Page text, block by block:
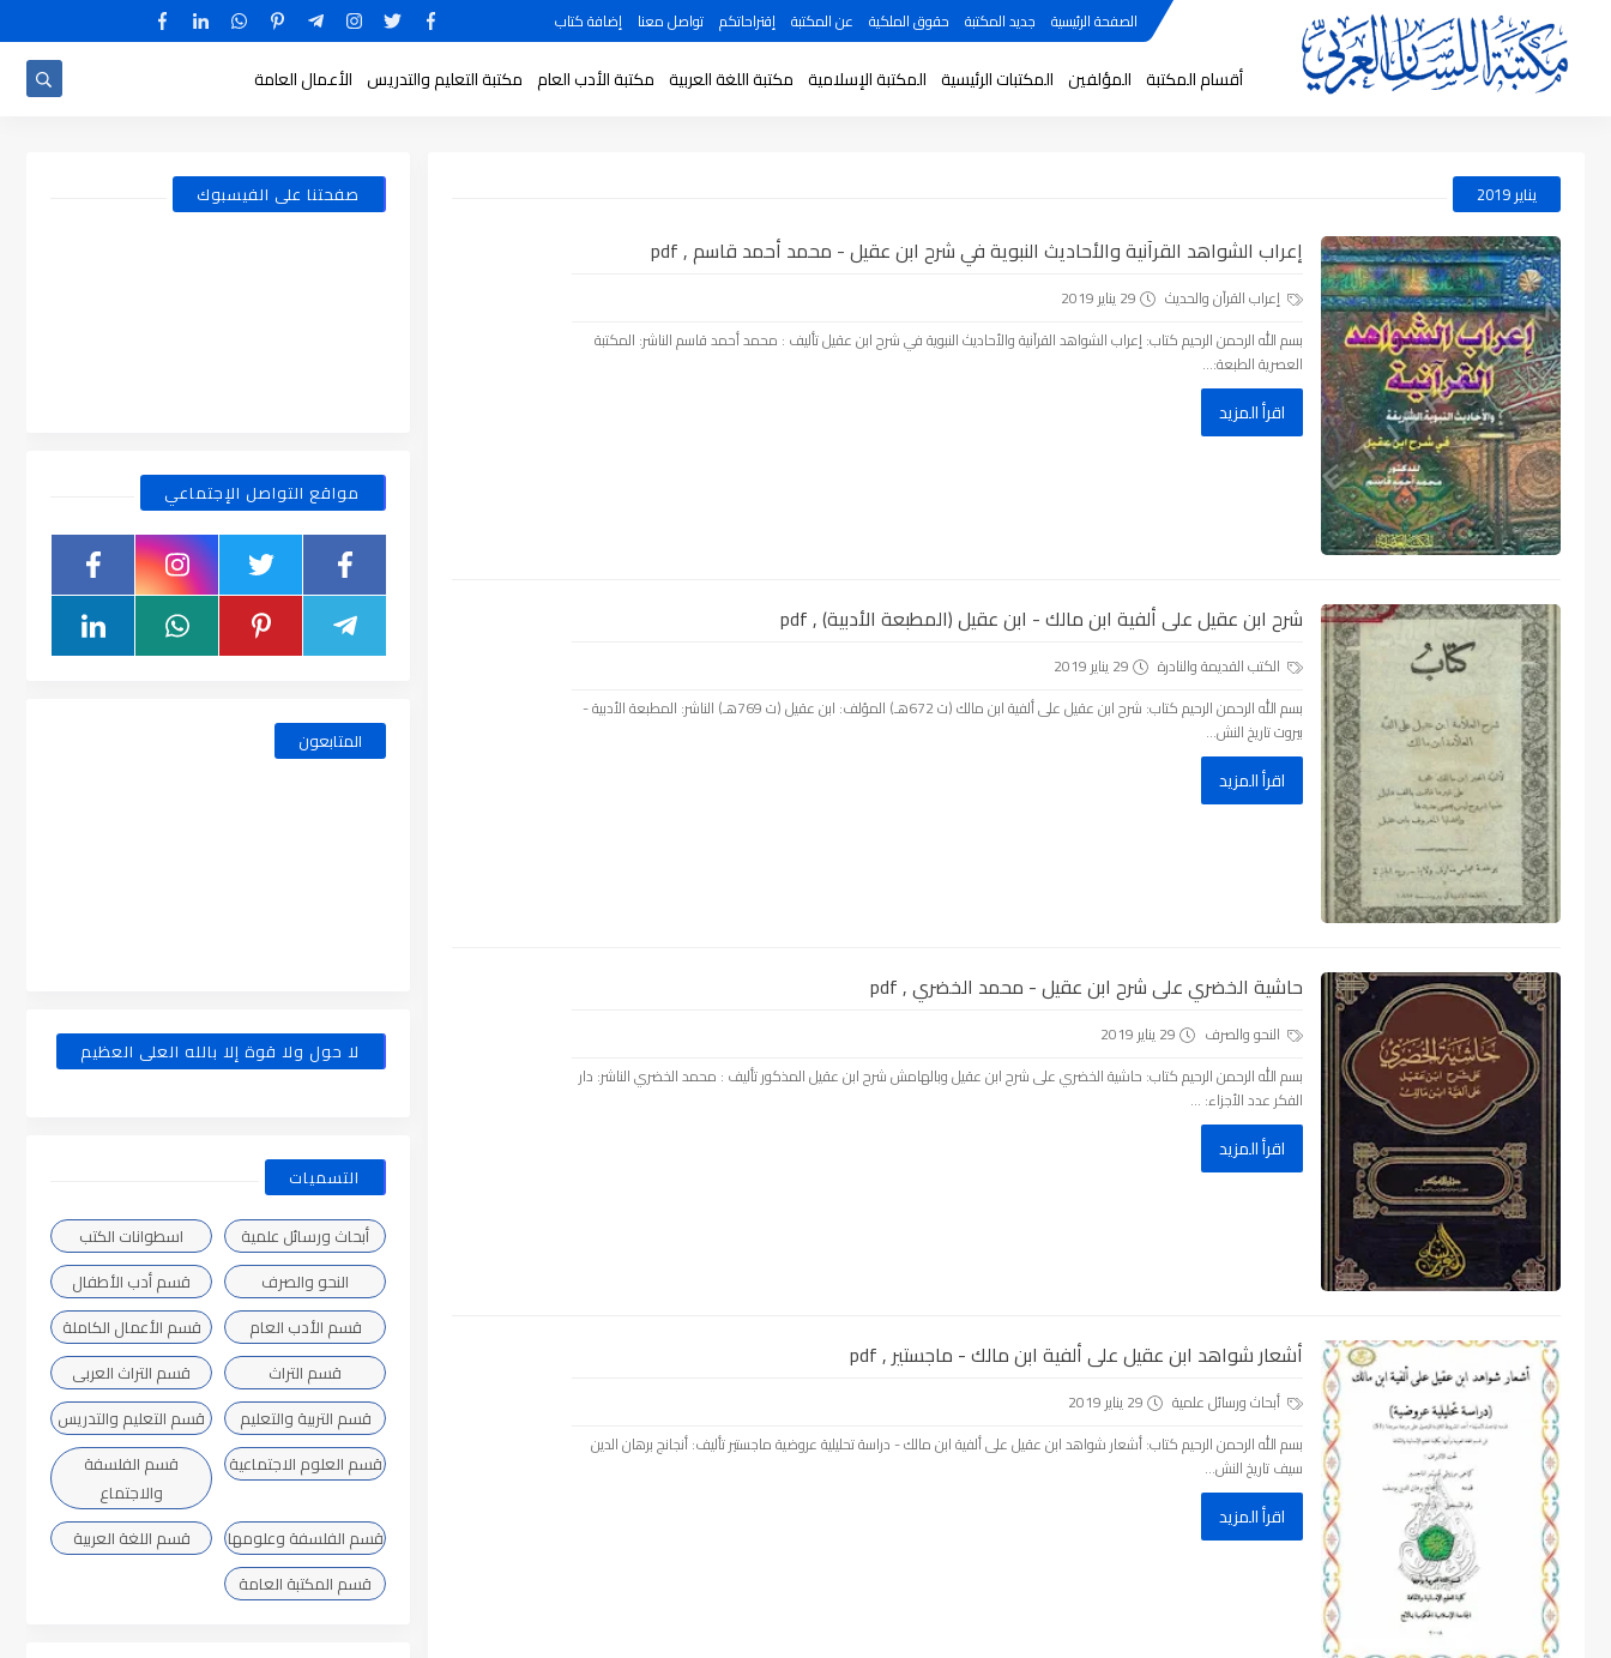
الصفحة الرئيسية جديد المكتبة حقوق الملكية عن المكتبة إقتراحاتكم تواصل معنا إضافة كتاب
أقسام المكتبة المؤلفين المكتبات الرئيسية المكتبة الإسلامية مكتبة اللغة العربية مكتبة الأدب العام مكتبة التعليم والتدريس الأعمال العامة
يناير 2019
إعراب الشواهد القرآنية والأحاديث النبوية في شرح ابن عقيل - محمد أحمد قاسم , pdf
إعراب القرآن والحديث
29 يناير 2019
بسم الله الرحمن الرحيم كتاب: إعراب الشواهد القرآنية والأحاديث النبوية في شرح ابن عقيل تأليف : محمد أحمد قاسم الناشر: المكتبة
العصرية الطبعة:...
اقرأ المزيد
شرح ابن عقيل على ألفية ابن مالك - ابن عقيل (المطبعة الأدبية) , pdf
الكتب القديمة والنادرة
29 يناير 2019
بسم الله الرحمن الرحيم كتاب: شرح ابن عقيل على ألفية ابن مالك (ت 672هـ) المؤلف: ابن عقيل (ت 769هـ) الناشر: المطبعة الأدبية -
بيروت تاريخ النش...
اقرأ المزيد
حاشية الخضري على شرح ابن عقيل - محمد الخضري , pdf
النحو والصرف
29 يناير 2019
بسم الله الرحمن الرحيم كتاب: حاشية الخضري على شرح ابن عقيل وبالهامش شرح ابن عقيل المذكور تأليف : محمد الخضري الناشر: دار
الفكر عدد الأجزاء: ...
اقرأ المزيد
أشعار شواهد ابن عقيل على ألفية ابن مالك - ماجستير , pdf
أبحاث ورسائل علمية
29 يناير 2019
بسم الله الرحمن الرحيم كتاب: أشعار شواهد ابن عقيل على ألفية ابن مالك - دراسة تحليلية عروضية ماجستير تأليف: أنجانج برهان الدين
سيف تاريخ النش...
اقرأ المزيد
صفحتنا على الفيسبوك
مواقع التواصل الإجتماعي
المتابعون
لا حول ولا قوة إلا بالله العلى العظيم
التسميات
أبحاث ورسائل علمية
اسطوانات الكتب
النحو والصرف
قسم أدب الأطفال
قسم الأدب العام
قسم الأعمال الكاملة
قسم التراث
قسم التراث العربى
قسم التربية والتعليم
قسم التعليم والتدريس
قسم العلوم الاجتماعية
قسم الفلسفة
والاجتماع
قسم الفلسفة وعلومها
قسم اللغة العربية
قسم المكتبة العامة